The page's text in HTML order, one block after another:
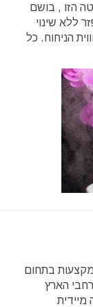
בשיטה הזו , בושם
ללא שינוי
הניחוח. כל
והתמקצעות בתחום
הארץ
מיידית